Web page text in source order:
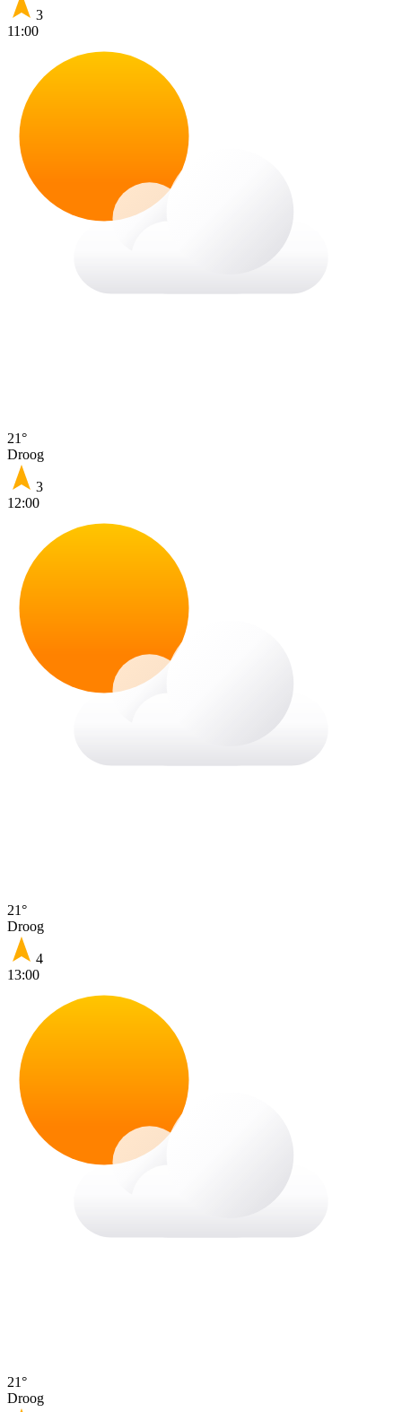
3
11:00
21°
Droog
3
12:00
21°
Droog
4
13:00
21°
Droog